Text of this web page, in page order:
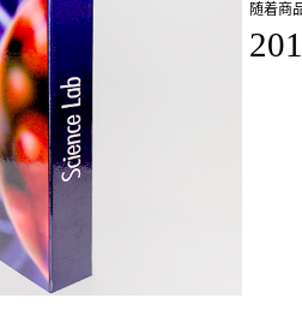
随着商